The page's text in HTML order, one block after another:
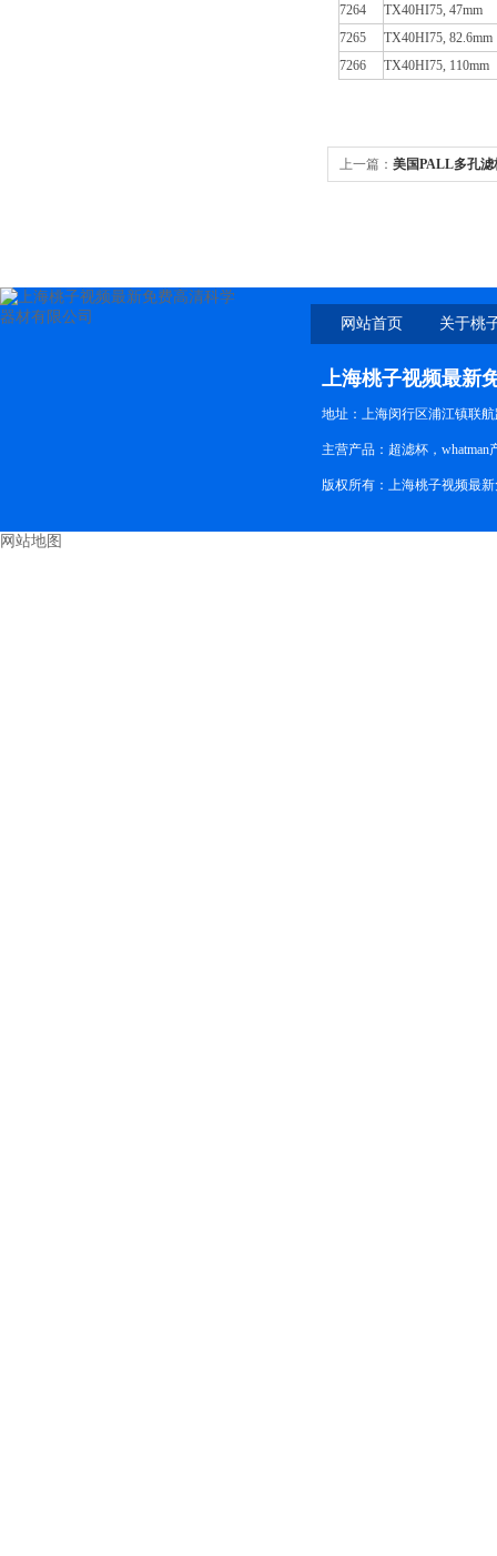
7264
TX40HI75, 47mm
7265
TX40HI75, 82.6mm
7266
TX40HI75, 110mm
上一篇： 美国PALL多孔滤
网站首页 关于桃
新免
上海桃子视频最新
地址：上海闵行区浦江镇联
主营产品：超滤杯，whatman
版权所有：上海桃子视频最
网站地图